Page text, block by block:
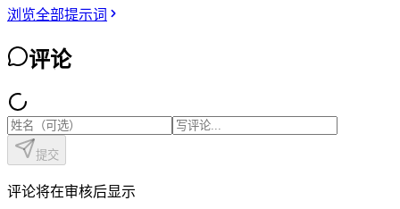
浏览全部提示词
评论
提交
评论将在审核后显示